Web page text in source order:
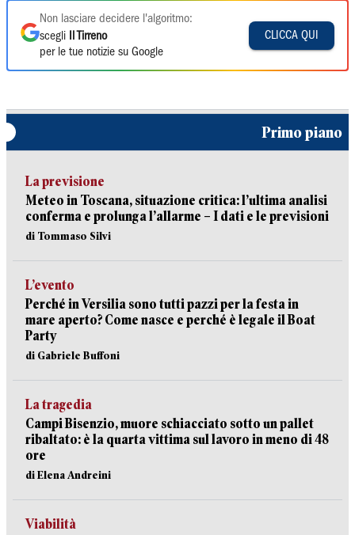
Non lasciare decidere l'algoritmo:
scegli
Il Tirreno
per le tue notizie su Google
CLICCA QUI
Primo piano
La previsione
Meteo in Toscana, situazione critica: l’ultima analisi
conferma e prolunga l’allarme – I dati e le previsioni
di Tommaso Silvi
L’evento
Perché in Versilia sono tutti pazzi per la festa in
mare aperto? Come nasce e perché è legale il Boat
Party
di Gabriele Buffoni
La tragedia
Campi Bisenzio, muore schiacciato sotto un pallet
ribaltato: è la quarta vittima sul lavoro in meno di 48
ore
di Elena Andreini
Viabilità